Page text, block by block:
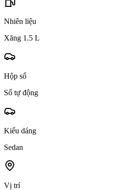
Nhiên liệu
Xăng 1.5 L
Hộp số
Số tự động
Kiểu dáng
Sedan
Vị trí